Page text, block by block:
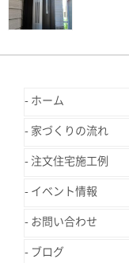
ホーム
家づくりの流れ
注文住宅施工例
イベント情報
お問い合わせ
ブログ